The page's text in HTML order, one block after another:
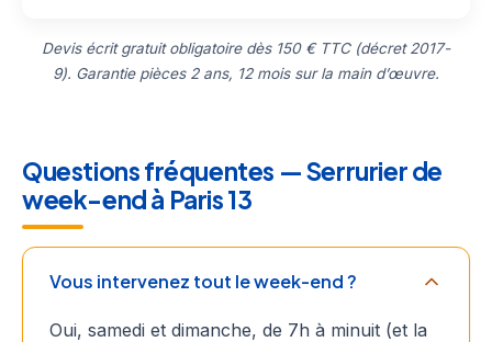
Devis écrit gratuit obligatoire dès 150 € TTC (décret 2017-
9). Garantie pièces 2 ans, 12 mois sur la main d’œuvre.
Questions fréquentes — Serrurier de
week-end à Paris 13
Vous intervenez tout le week-end ?
Oui, samedi et dimanche, de 7h à minuit (et la